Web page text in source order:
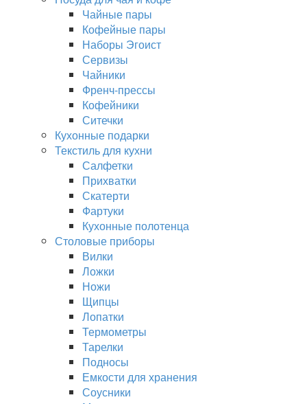
Чайные пары
Кофейные пары
Наборы Эгоист
Сервизы
Чайники
Френч-прессы
Кофейники
Ситечки
Кухонные подарки
Текстиль для кухни
Салфетки
Прихватки
Скатерти
Фартуки
Кухонные полотенца
Столовые приборы
Вилки
Ложки
Ножи
Щипцы
Лопатки
Термометры
Тарелки
Подносы
Емкости для хранения
Соусники